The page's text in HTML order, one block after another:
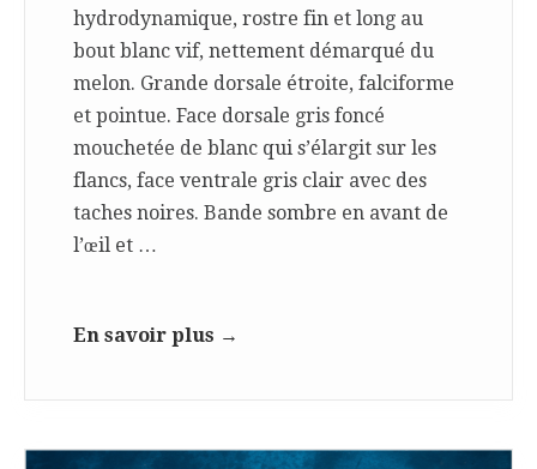
hydrodynamique, rostre fin et long au
bout blanc vif, nettement démarqué du
melon. Grande dorsale étroite, falciforme
et pointue. Face dorsale gris foncé
mouchetée de blanc qui s’élargit sur les
flancs, face ventrale gris clair avec des
taches noires. Bande sombre en avant de
l’œil et …
En savoir plus →